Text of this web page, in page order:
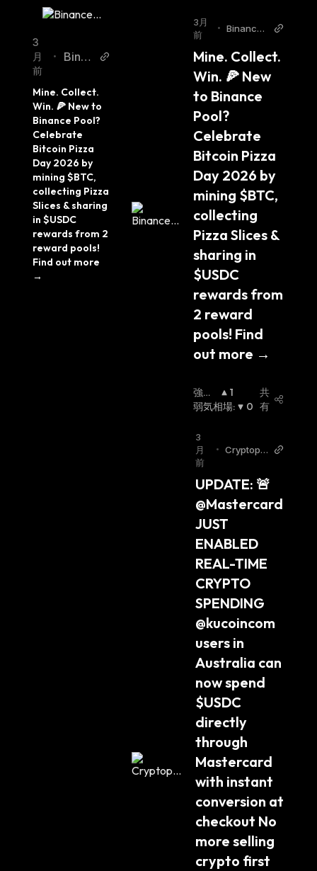
3
月
前
•
Binan
witter
Mine. Collect.
Win. 🍕 New to
Binance Pool?
Celebrate
Bitcoin Pizza
Day 2026 by
mining $BTC,
collecting Pizza
Slices & sharing
in $USDC
rewards from 2
reward pools!
Find out more
→
3月
前
• Binance
Mine. Collect.
Win. 🍕 New
to Binance
Pool?
Celebrate
Bitcoin Pizza
Day 2026 by
mining $BTC,
collecting
Pizza Slices &
sharing in
$USDC
rewards from
2 reward
pools! Find
out more →
強気
相場:
1
弱気相場: 0
共
有
3
月
前
• Cryptopol
UPDATE: 🚨
@Mastercard
JUST
ENABLED
REAL-TIME
CRYPTO
SPENDING
@kucoincom
users in
Australia can
now spend
$USDC
directly
through
Mastercard
with instant
conversion at
checkout No
more selling
crypto first